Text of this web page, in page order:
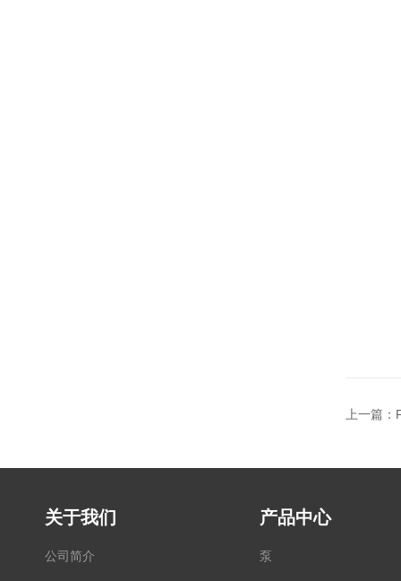
上一篇：
关于我们
公司简介
产品中心
泵